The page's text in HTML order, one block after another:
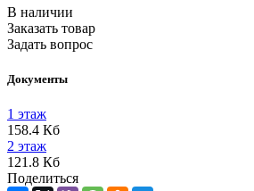
В наличии
Заказать товар
Задать вопрос
Документы
1 этаж
158.4 Кб
2 этаж
121.8 Кб
Поделиться